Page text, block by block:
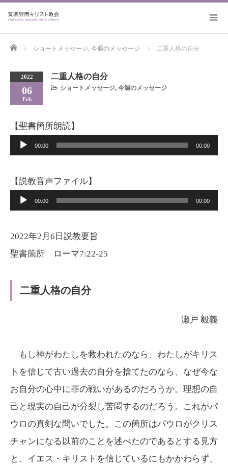
Home ショートメッセージ, 今週のメッセージ 二重人格の自分
2022
06
Feb
二重人格の自分
ショートメッセージ, 今週のメッセージ
【聖書箇所朗読】
プ
ー
ー
00:00 00:00
【説教音声ファイル】
プ
レ
ー
00:00 00:00
2022年2月6日説教要旨
聖書箇所 ローマ7:22-25
二重人格の自分
瀬戸 毅義
もし神がわたしを救われたのなら、わたしがキリス
トを信じて古い過去の自分を捨てたのなら、なぜ今な
お自分の心中に罪の戦いがあるのだろうか。理想の自
己と現実の自己が分裂し苦悶するのだろう。これがパ
ウロの真剣な問いでした。この箇所はパウロがクリス
チャンになる以前のことを述べたのであるとする見方
と、イエス・キリストを信じているにもかかわらず、